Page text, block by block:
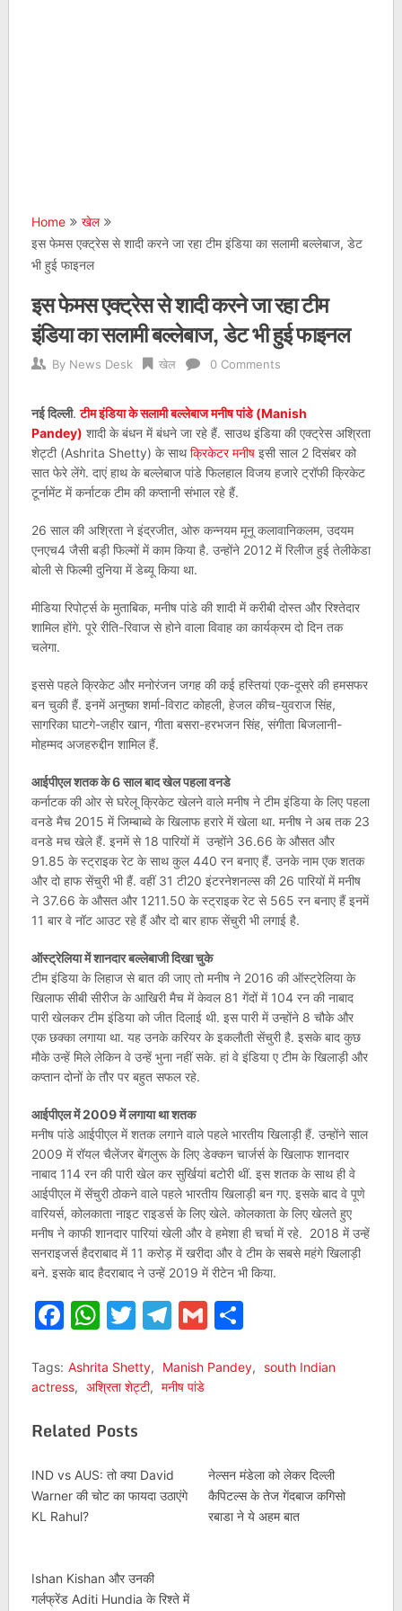
Home
खेल
इस फेमस एक्ट्रेस से शादी करने जा रहा टीम इंडिया का सलामी बल्लेबाज, डेट
भी हुई फाइनल
इस फेमस एक्ट्रेस से शादी करने जा रहा टीम
इंडिया का सलामी बल्लेबाज, डेट भी हुई फाइनल
By News Desk खेल 0 Comments
नई दिल्ली.टीम इंडिया के सलामी बल्लेबाज मनीष पांडे (Manish
Pandey) शादी के बंधन में बंधने जा रहे हैं. साउथ इंडिया की एक्ट्रेस अश्रिता
शेट्टी (Ashrita Shetty) के साथक्रिकेटर मनीषइसी साल 2 दिसंबर को
सात फेरे लेंगे. दाएं हाथ के बल्लेबाज पांडे फिलहाल विजय हजारे ट्रॉफी क्रिकेट
टूर्नामेंट में कर्नाटक टीम की कप्तानी संभाल रहे हैं.
26 साल की अश्रिता ने इंद्रजीत, ओरु कन्नयम मूनू कलावानिकलम, उदयम
एनएच4 जैसी बड़ी फिल्मों में काम किया है. उन्होंने 2012 में रिलीज हुई तेलीकेडा
बोली से फिल्मी दुनिया में डेब्यू किया था.
मीडिया रिपोर्ट्स के मुताबिक, मनीष पांडे की शादी में करीबी दोस्त और रिश्तेदार
शामिल होंगे. पूरे रीति-रिवाज से होने वाला विवाह का कार्यक्रम दो दिन तक
चलेगा.
इससे पहले क्रिकेट और मनोरंजन जगह की कई हस्तियां एक-दूसरे की हमसफर
बन चुकी हैं. इनमें अनुष्का शर्मा-विराट कोहली, हेजल कीच-युवराज सिंह,
सागरिका घाटगे-जहीर खान, गीता बसरा-हरभजन सिंह, संगीता बिजलानी-
मोहम्मद अजहरुद्दीन शामिल हैं.
आईपीएल शतक के 6 साल बाद खेल पहला वनडे
कर्नाटक की ओर से घरेलू क्रिकेट खेलने वाले मनीष ने टीम इंडिया के लिए पहला
वनडे मैच 2015 में जिम्बाब्वे के खिलाफ हरारे में खेला था. मनीष ने अब तक 23
वनडे मच खेले हैं. इनमें से 18 पारियों में उन्होंने 36.66 के औसत और
91.85 के स्ट्राइक रेट के साथ कुल 440 रन बनाए हैं. उनके नाम एक शतक
और दो हाफ सेंचुरी भी हैं. वहीं 31 टी20 इंटरनेशनल्स की 26 पारियों में मनीष
ने 37.66 के औसत और 1211.50 के स्ट्राइक रेट से 565 रन बनाए हैं इनमें
11 बार वे नॉट आउट रहे हैं और दो बार हाफ सेंचुरी भी लगाई है.
ऑस्ट्रेलिया में शानदार बल्लेबाजी दिखा चुके
टीम इंडिया के लिहाज से बात की जाए तो मनीष ने 2016 की ऑस्ट्रेलिया के
खिलाफ सीबी सीरीज के आखिरी मैच में केवल 81 गेंदों में 104 रन की नाबाद
पारी खेलकर टीम इंडिया को जीत दिलाई थी. इस पारी में उन्होंने 8 चौके और
एक छक्का लगाया था. यह उनके करियर के इकलौती सेंचुरी है. इसके बाद कुछ
मौके उन्हें मिले लेकिन वे उन्हें भुना नहीं सके. हां वे इंडिया ए टीम के खिलाड़ी और
कप्तान दोनों के तौर पर बहुत सफल रहे.
आईपीएल में 2009 में लगाया था शतक
मनीष पांडे आईपीएल में शतक लगाने वाले पहले भारतीय खिलाड़ी हैं. उन्होंने साल
2009 में रॉयल चैलेंजर बेंगलुरू के लिए डेक्कन चार्जर्स के खिलाफ शानदार
नाबाद 114 रन की पारी खेल कर सुर्खियां बटोरी थीं. इस शतक के साथ ही वे
आईपीएल में सेंचुरी ठोकने वाले पहले भारतीय खिलाड़ी बन गए. इसके बाद वे पूणे
वारियर्स, कोलकाता नाइट राइडर्स के लिए खेले. कोलकाता के लिए खेलते हुए
मनीष ने काफी शानदार पारियां खेली और वे हमेशा ही चर्चा में रहे. 2018 में उन्हें
सनराइजर्स हैदराबाद में 11 करोड़ में खरीदा और वे टीम के सबसे महंगे खिलाड़ी
बने. इसके बाद हैदराबाद ने उन्हें 2019 में रीटेन भी किया.
Facebook
WhatsApp
Twitter
Telegram
GmailShare
Tags: Ashrita Shetty, Manish Pandey,
south Indian
actress, अश्रिता शेट्टी, मनीष पांडे
Related Posts
IND vs AUS: तो क्या David
Warner की चोट का फायदा उठाएंगे
KL Rahul?
नेल्सन मंडेला को लेकर दिल्ली
कैपिटल्स के तेज गेंदबाज कगिसो
रबाडा ने ये अहम बात
Ishan Kishan और उनकी
गर्लफ्रेंड Aditi Hundia के रिश्ते में